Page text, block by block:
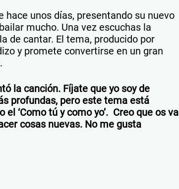
hace unos días, presentando su nuevo
mucho. Una vez escuchas la
de cantar. El tema, producido por
y promete convertirse en un gran
la canción. Fíjate que yo soy de
profundas, pero este tema está
‘Como tú y como yo’. Creo que os va
cosas nuevas. No me gusta